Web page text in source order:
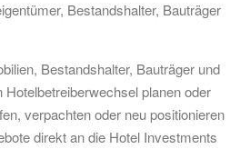
Bestandshalter, Bauträger
Bestandshalter, Bauträger und
planen oder
verpachten oder neu positionieren
direkt an die Hotel Investments